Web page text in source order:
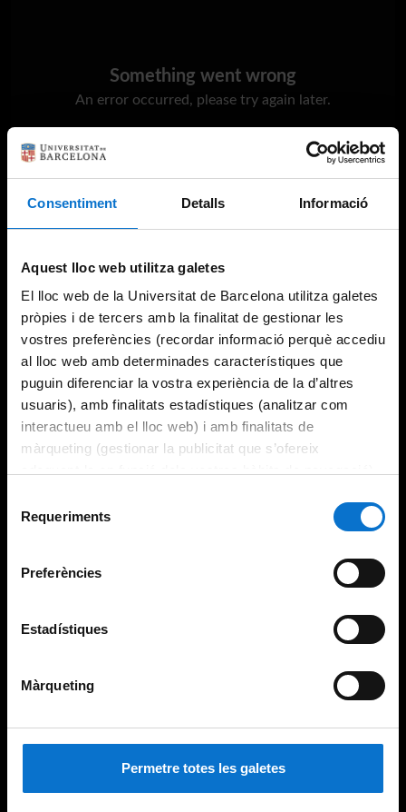
Consentiment Detalls Informació
Aquest lloc web utilitza galetes
El lloc web de la Universitat de Barcelona utilitza galetes
pròpies i de tercers amb la finalitat de gestionar les
vostres preferències (recordar informació perquè accediu
al lloc web amb determinades característiques que
puguin diferenciar la vostra experiència de la d’altres
usuaris), amb finalitats estadístiques (analitzar com
interactueu amb el lloc web) i amb finalitats de
màrqueting (gestionar la publicitat que s’ofereix
consultar laPolítica de galetes del lloc web de la
Requeriments
Preferències
Estadístiques
Màrqueting
Permetre totes les galetes
Something went wrong
An error occurred, please try again later.
Try again